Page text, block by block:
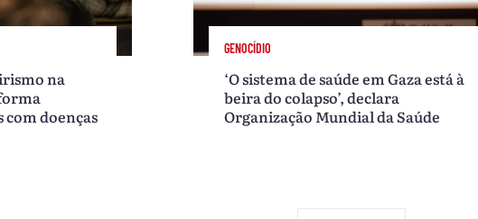
na
com doenças
GENOCÍDIO
‘O sistema de saúde em Gaza está à
beira do colapso’, declara
Organização Mundial da Saúde